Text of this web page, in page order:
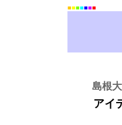
■■■■■■■
島根大
アイ